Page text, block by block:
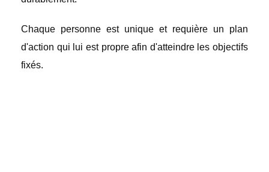
Chaque personne est unique et requière un plan
d'action qui lui est propre afin d'atteindre les objectifs
fixés.